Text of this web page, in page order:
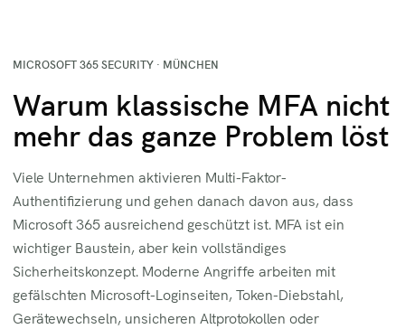
MICROSOFT 365 SECURITY · MÜNCHEN
Warum klassische MFA nicht
mehr das ganze Problem löst
Viele Unternehmen aktivieren Multi-Faktor-
Authentifizierung und gehen danach davon aus, dass
Microsoft 365 ausreichend geschützt ist. MFA ist ein
wichtiger Baustein, aber kein vollständiges
Sicherheitskonzept. Moderne Angriffe arbeiten mit
gefälschten Microsoft-Loginseiten, Token-Diebstahl,
Gerätewechseln, unsicheren Altprotokollen oder